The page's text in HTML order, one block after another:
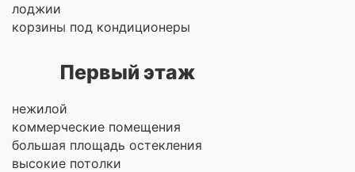
лоджии
корзины под кондиционеры
Первый этаж
нежилой
коммерческие помещения
большая площадь остекления
высокие потолки